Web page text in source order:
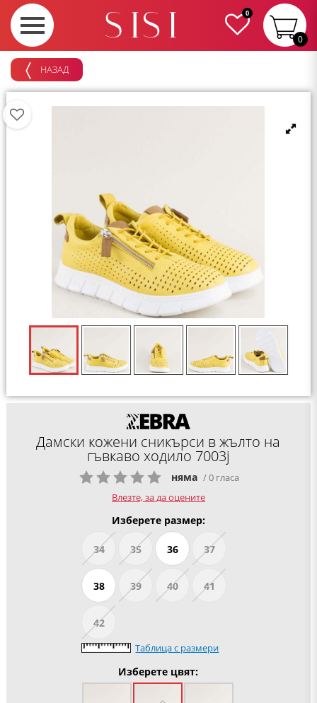
0
0
НАЗАД
Дамски кожени сникърси в жълто на
гъвкаво ходило 7003j
няма / 0 гласа
Влезте, за да оцените
Изберете размер:
34 35 36 37
38 39 40 41
42
Таблица с размери
Изберете цвят: